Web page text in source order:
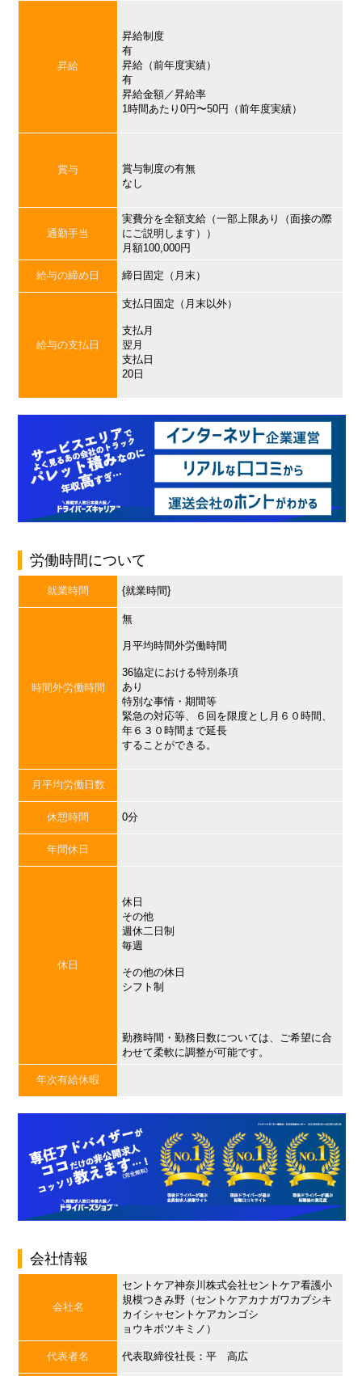
昇給
昇給制度
有
昇給（前年度実績）
有
昇給金額／昇給率
1時間あたり0円〜50円（前年度実績）
賞与
賞与制度の有無
なし
通勤手当
実費分を全額支給（一部上限あり（面接の際
にご説明します））
月額100,000円
給与の締め日 締日固定（月末）
給与の支払日
支払日固定（月末以外）
支払月
翌月
支払日
20日
労働時間について
就業時間 {就業時間}
時間外労働時間
無
月平均時間外労働時間
36協定における特別条項
あり
特別な事情・期間等
緊急の対応等、６回を限度とし月６０時間、
年６３０時間まで延長
することができる。
月平均労働日数
休憩時間 0分
年間休日
休日
休日
その他
週休二日制
毎週
その他の休日
シフト制
勤務時間・勤務日数については、ご希望に合
わせて柔軟に調整が可能です。
年次有給休暇
会社情報
会社名
セントケア神奈川株式会社セントケア看護小
規模つきみ野（セントケアカナガワカブシキ
カイシャセントケアカンゴシ
ョウキボツキミノ）
代表者名 代表取締役社長：平 高広